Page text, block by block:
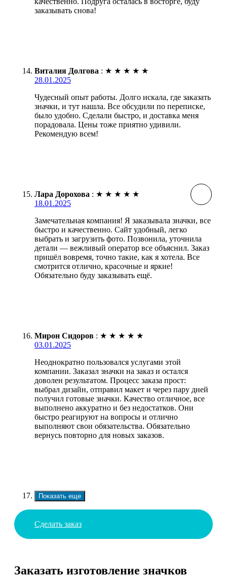
заказывать снова!
Виталия Долгова : ★ ★ ★ ★ ★
28.01.2025
Чудесный опыт работы. Долго искала, где заказать
значки, и тут нашла. Все обсудили по переписке,
было удобно. Сделали быстро, и доставка меня
порадовала. Цены тоже приятно удивили.
Рекомендую всем!
Лара Дорохова : ★ ★ ★ ★ ★
18.01.2025
Замечательная компания! Я заказывала значки, все
быстро и качественно. Сайт удобный, легко
выбрать и загрузить фото. Позвонила, уточнила
детали — вежливый оператор все объяснил. Заказ
пришёл вовремя, точно такие, как я хотела. Все
смотрится отлично, красочные и яркие!
Обязательно буду заказывать ещё.
Мирон Сидоров : ★ ★ ★ ★ ★
03.01.2025
Неоднократно пользовался услугами этой
компании. Заказал значки на заказ и остался
доволен результатом. Процесс заказа прост:
выбрал дизайн, отправил макет и через пару дней
получил готовые значки. Качество отличное, все
выполнено аккуратно и без недостатков. Они
быстро реагируют на вопросы и отлично
выполняют свои обязательства. Обязательно
вернусь повторно для новых заказов.
Показать еще
Сделать заказ
Заказать изготовление значков